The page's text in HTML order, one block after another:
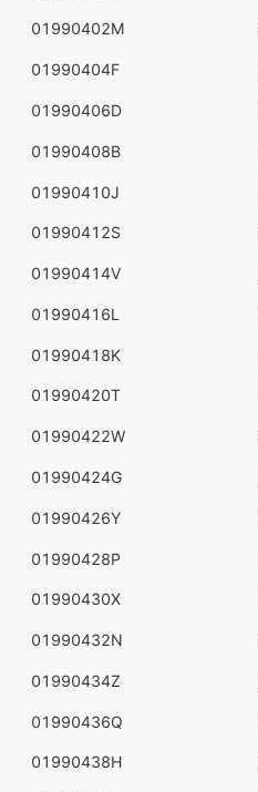
01990402M
01990404F
01990406D
01990408B
01990410J
01990412S
01990414V
01990416L
01990418K
01990420T
01990422W
01990424G
01990426Y
01990428P
01990430X
01990432N
01990434Z
01990436Q
01990438H